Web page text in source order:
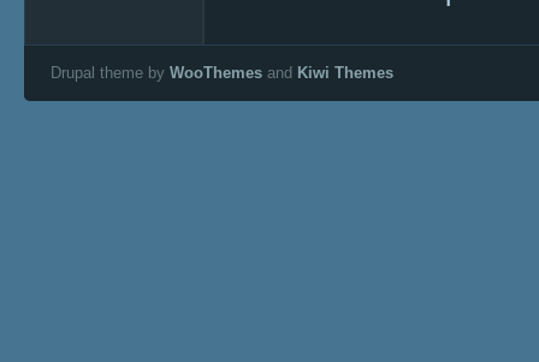
Drupal theme by WooThemes and Kiwi Themes